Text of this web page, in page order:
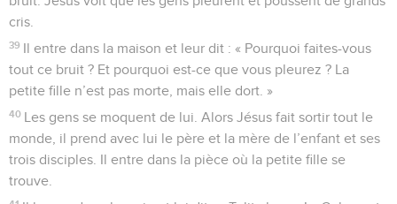
cris.
39 Il entre dans la maison et leur dit : « Pourquoi faites-vous
tout ce bruit ? Et pourquoi est-ce que vous pleurez ? La
petite fille n’est pas morte, mais elle dort. »
40 Les gens se moquent de lui. Alors Jésus fait sortir tout le
monde, il prend avec lui le père et la mère de l’enfant et ses
trois disciples. Il entre dans la pièce où la petite fille se
trouve.